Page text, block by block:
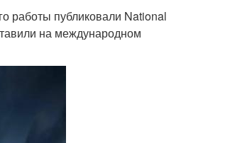
работы публиковали National
на международном